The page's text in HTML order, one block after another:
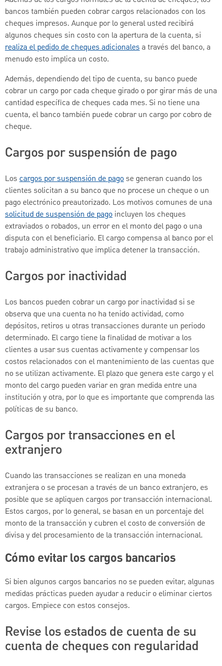
bancos también pueden cobrar cargos relacionados con los
cheques impresos. Aunque por lo general usted recibirá
algunos cheques sin costo con la apertura de la cuenta, si
realiza el pedido de cheques adicionalesa través del banco, a
menudo esto implica un costo.
Además, dependiendo del tipo de cuenta, su banco puede
cobrar un cargo por cada cheque girado o por girar más de una
cantidad específica de cheques cada mes. Si no tiene una
cuenta, el banco también puede cobrar un cargo por cobro de
cheque.
Cargos por suspensión de pago
Los cargos por suspensión de pagose generan cuando los
clientes solicitan a su banco que no procese un cheque o un
pago electrónico preautorizado. Los motivos comunes de una
solicitud de suspensión de pago incluyen los cheques
extraviados o robados, un error en el monto del pago o una
disputa con el beneficiario. El cargo compensa al banco por el
trabajo administrativo que implica detener la transacción.
Cargos por inactividad
Los bancos pueden cobrar un cargo por inactividad si se
observa que una cuenta no ha tenido actividad, como
depósitos, retiros u otras transacciones durante un periodo
determinado. El cargo tiene la finalidad de motivar a los
clientes a usar sus cuentas activamente y compensar los
costos relacionados con el mantenimiento de las cuentas que
no se utilizan activamente. El plazo que genera este cargo y el
monto del cargo pueden variar en gran medida entre una
institución y otra, por lo que es importante que comprenda las
políticas de su banco.
Cargos por transacciones en el
extranjero
Cuando las transacciones se realizan en una moneda
extranjera o se procesan a través de un banco extranjero, es
posible que se apliquen cargos por transacción internacional.
Estos cargos, por lo general, se basan en un porcentaje del
monto de la transacción y cubren el costo de conversión de
divisa y del procesamiento de la transacción internacional.
Cómo evitar los cargos bancarios
Si bien algunos cargos bancarios no se pueden evitar, algunas
medidas prácticas pueden ayudar a reducir o eliminar ciertos
cargos. Empiece con estos consejos.
Revise los estados de cuenta de su
cuenta de cheques con regularidad